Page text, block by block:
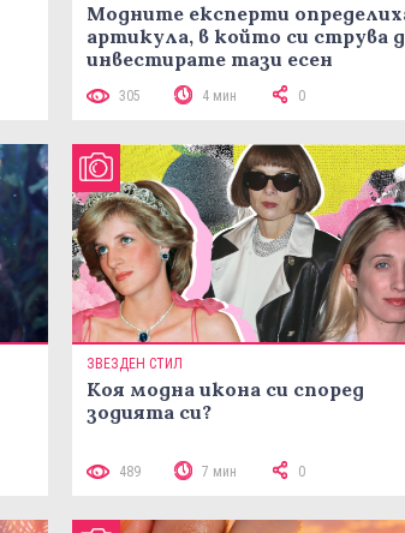
Модните експерти
артикула, в който си струва
инвестирате тази есен
305 4 мин 0
ЗВЕЗДЕН СТИЛ
Коя модна икона си според
зодията си?
489 7 мин 0